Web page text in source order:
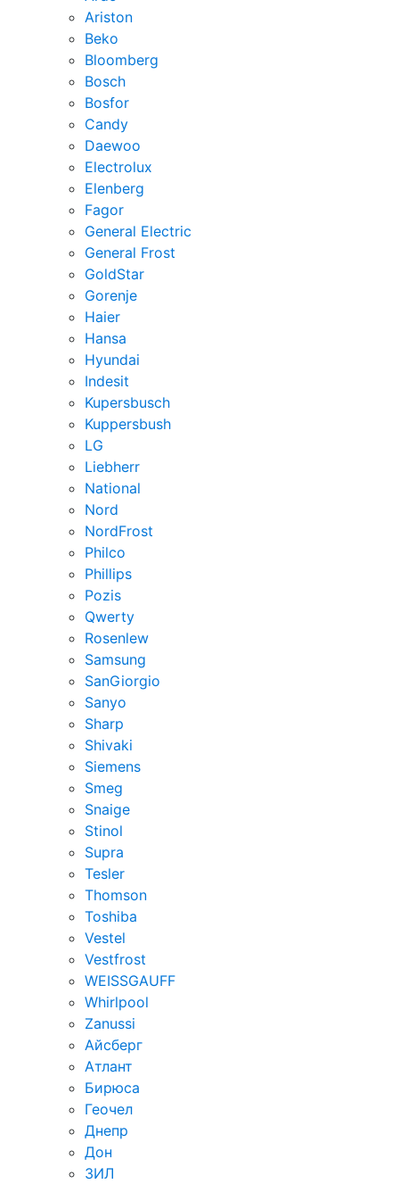
Ariston
Beko
Bloomberg
Bosch
Bosfor
Candy
Daewoo
Electrolux
Elenberg
Fagor
General Electric
General Frost
GoldStar
Gorenje
Haier
Hansa
Hyundai
Indesit
Kupersbusch
Kuppersbush
LG
Liebherr
National
Nord
NordFrost
Philco
Phillips
Pozis
Qwerty
Rosenlew
Samsung
SanGiorgio
Sanyo
Sharp
Shivaki
Siemens
Smeg
Snaige
Stinol
Supra
Tesler
Thomson
Toshiba
Vestel
Vestfrost
WEISSGAUFF
Whirlpool
Zanussi
Айсберг
Атлант
Бирюса
Геочел
Днепр
Дон
ЗИЛ